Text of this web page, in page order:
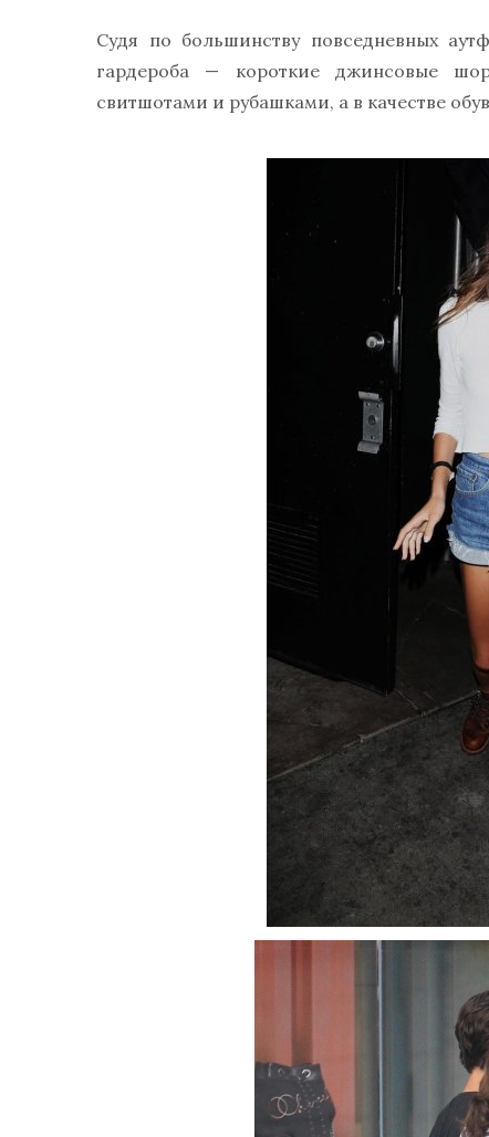
Судя по большинству повседневных
гардероба — короткие джинсовые
свитшотами и рубашками, а в качестве